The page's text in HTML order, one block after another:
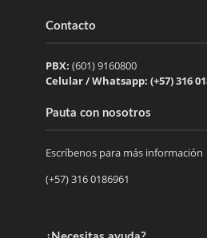
Contacto
PBX: (601) 9160800
Celular / Whatsapp: (+57) 316
Pauta con nosotros
Escríbenos para más información
(+57) 316 0186961